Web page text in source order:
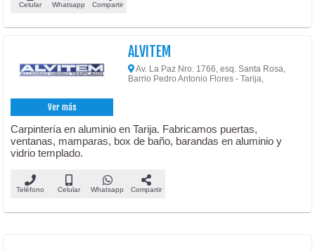
Celular Whatsapp Compartir
Ver más
ALVITEM
Av. La Paz Nro. 1766, esq. Santa Rosa,
Barrio Pedro Antonio Flores - Tarija,
Carpintería en aluminio en Tarija. Fabricamos puertas,
ventanas, mamparas, box de baño, barandas en aluminio y
vidrio templado.
Teléfono Celular Whatsapp Compartir